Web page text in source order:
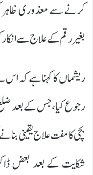
کرنے سے معذوری ظاہر
بغیر رقم کے علاج سے انکار
ریشماں کا کہنا ہے کہ
رجوع کیا، جس کے بعد
بچی کا مفت علاج یقینی
شکایت کے بعد بعض